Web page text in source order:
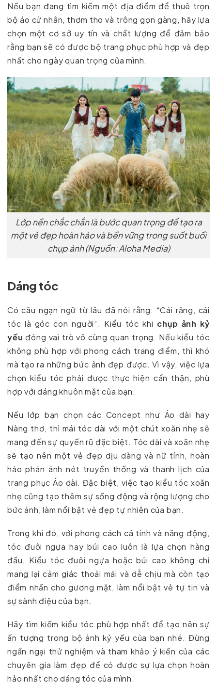
Nếu bạn đang tìm kiếm một địa điểm để thuê trọn
bộ áo cử nhân, thơm tho và trông gọn gàng, hãy lựa
chọn một cơ sở uy tín và chất lượng để đảm bảo
rằng bạn sẽ có được bộ trang phục phù hợp và đẹp
nhất cho ngày quan trọng của mình.
Lớp nền chắc chắn là bước quan trọng để tạo ra
một vẻ đẹp hoàn hảo và bền vững trong suốt buổi
chụp ảnh (Nguồn: Aloha Media)
Dáng tóc
Có câu ngạn ngữ từ lâu đã nói rằng: “Cái răng, cái
tóc là góc con người“. Kiểu tóc khi chụp ảnh kỷ
yếu đóng vai trò vô cùng quan trọng. Nếu kiểu tóc
không phù hợp với phong cách trang điểm, thì khó
mà tạo ra những bức ảnh đẹp được. Vì vậy, việc lựa
chọn kiểu tóc phải được thực hiện cẩn thận, phù
hợp với dáng khuôn mặt của bạn.
Nếu lớp bạn chọn các Concept như Áo dài hay
Nàng thơ, thì mái tóc dài với một chút xoăn nhẹ sẽ
mang đến sự quyến rũ đặc biệt. Tóc dài và xoăn nhẹ
sẽ tạo nên một vẻ đẹp dịu dàng và nữ tính, hoàn
hảo phản ánh nét truyền thống và thanh lịch của
trang phục Áo dài. Đặc biệt, việc tạo kiểu tóc xoăn
nhẹ cũng tạo thêm sự sống động và rộng lượng cho
bức ảnh, làm nổi bật vẻ đẹp tự nhiên của bạn.
Trong khi đó, với phong cách cá tính và năng động,
tóc đuôi ngựa hay búi cao luôn là lựa chọn hàng
đầu. Kiểu tóc đuôi ngựa hoặc búi cao không chỉ
mang lại cảm giác thoải mái và dễ chịu mà còn tạo
điểm nhấn cho gương mặt, làm nổi bật vẻ tự tin và
sự sành điệu của bạn.
Hãy tìm kiếm kiểu tóc phù hợp nhất để tạo nên sự
ấn tượng trong bộ ảnh kỷ yếu của bạn nhé. Đừng
ngần ngại thử nghiệm và tham khảo ý kiến của các
chuyên gia làm đẹp để có được sự lựa chọn hoàn
hảo nhất cho dáng tóc của mình.